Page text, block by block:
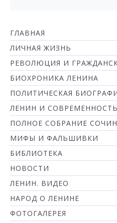
ГЛАВНАЯ
ЛИЧНАЯ ЖИЗНЬ
РЕВОЛЮЦИЯ И
БИОХРОНИКА ЛЕНИНА
ПОЛИТИЧЕСКАЯ
ЛЕНИН И СОВРЕМЕННОСТЬ
ПОЛНОЕ СОБРАНИЕ
МИФЫ И ФАЛЬШИВКИ
БИБЛИОТЕКА
НОВОСТИ
ЛЕНИН. ВИДЕО
НАРОД О ЛЕНИНЕ
ФОТОГАЛЕРЕЯ